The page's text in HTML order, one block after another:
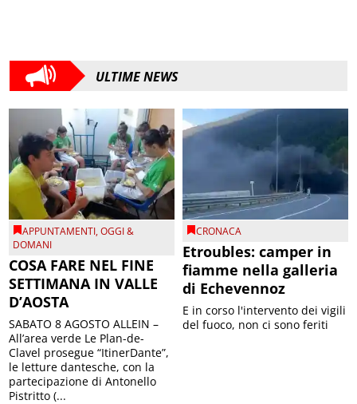
ULTIME NEWS
APPUNTAMENTI,OGGI &
DOMANI
COSA FARE NEL FINE
SETTIMANA IN VALLE
D’AOSTA
SABATO 8 AGOSTO ALLEIN –
All’area verde Le Plan-de-
Clavel prosegue “ItinerDante”,
le letture dantesche, con la
partecipazione di Antonello
Pistritto (...
CRONACA
Etroubles: camper in
fiamme nella galleria
di Echevennoz
E in corso l'intervento dei vigili
del fuoco, non ci sono feriti